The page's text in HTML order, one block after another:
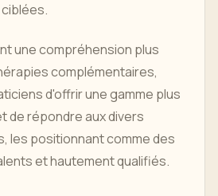
une compréhension plus
complémentaires,
d'offrir une gamme plus
de répondre aux divers
les positionnant comme des
et hautement qualifiés.